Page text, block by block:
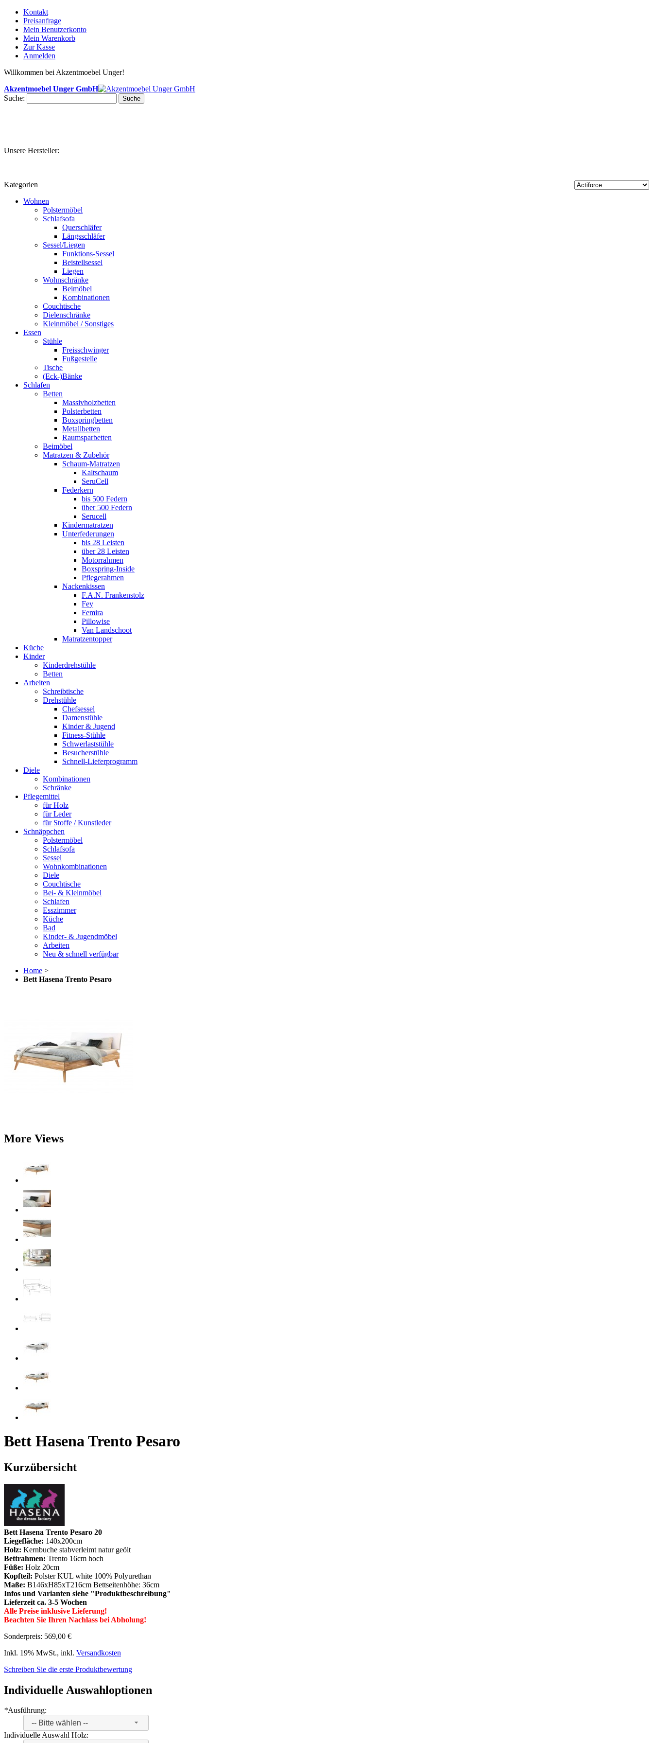
Kontakt
Preisanfrage
Mein Benutzerkonto
Mein Warenkorb
Zur Kasse
Anmelden
Willkommen bei Akzentmoebel Unger!
Akzentmoebel Unger GmbH
Suche:
Suche
Unsere Hersteller:
Kategorien
Wohnen
Polstermöbel
Schlafsofa
Querschläfer
Längsschläfer
Sessel/Liegen
Funktions-Sessel
Beistellsessel
Liegen
Wohnschränke
Beimöbel
Kombinationen
Couchtische
Dielenschränke
Kleinmöbel / Sonstiges
Essen
Stühle
Freisschwinger
Fußgestelle
Tische
(Eck-)Bänke
Schlafen
Betten
Massivholzbetten
Polsterbetten
Boxspringbetten
Metallbetten
Raumsparbetten
Beimöbel
Matratzen & Zubehör
Schaum-Matratzen
Kaltschaum
SeruCell
Federkern
bis 500 Federn
über 500 Federn
Serucell
Kindermatratzen
Unterfederungen
bis 28 Leisten
über 28 Leisten
Motorrahmen
Boxspring-Inside
Pflegerahmen
Nackenkissen
F.A.N. Frankenstolz
Fey
Femira
Pillowise
Van Landschoot
Matratzentopper
Küche
Kinder
Kinderdrehstühle
Betten
Arbeiten
Schreibtische
Drehstühle
Chefsessel
Damenstühle
Kinder & Jugend
Fitness-Stühle
Schwerlaststühle
Besucherstühle
Schnell-Lieferprogramm
Diele
Kombinationen
Schränke
Pflegemittel
für Holz
für Leder
für Stoffe / Kunstleder
Schnäppchen
Polstermöbel
Schlafsofa
Sessel
Wohnkombinationen
Diele
Couchtische
Bei- & Kleinmöbel
Schlafen
Esszimmer
Küche
Bad
Kinder- & Jugendmöbel
Arbeiten
Neu & schnell verfügbar
Home >
Bett Hasena Trento Pesaro
More Views
Bett Hasena Trento Pesaro
Kurzübersicht
Bett Hasena Trento Pesaro 20
Liegefläche: 140x200cm
Holz: Kernbuche stabverleimt natur geölt
Bettrahmen: Trento 16cm hoch
Füße: Holz 20cm
Kopfteil: Polster KUL white 100% Polyurethan
Maße: B146xH85xT216cm Bettseitenhöhe: 36cm
Infos und Varianten siehe "Produktbeschreibung"
Lieferzeit ca. 3-5 Wochen
Alle Preise inklusive Lieferung!
Beachten Sie Ihren Nachlass bei Abholung!
Sonderpreis: 569,00 €
Inkl. 19% MwSt., inkl. Versandkosten
Schreiben Sie die erste Produktbewertung
Individuelle Auswahloptionen
*Ausführung:
-- Bitte wählen --
Individuelle Auswahl Holz: